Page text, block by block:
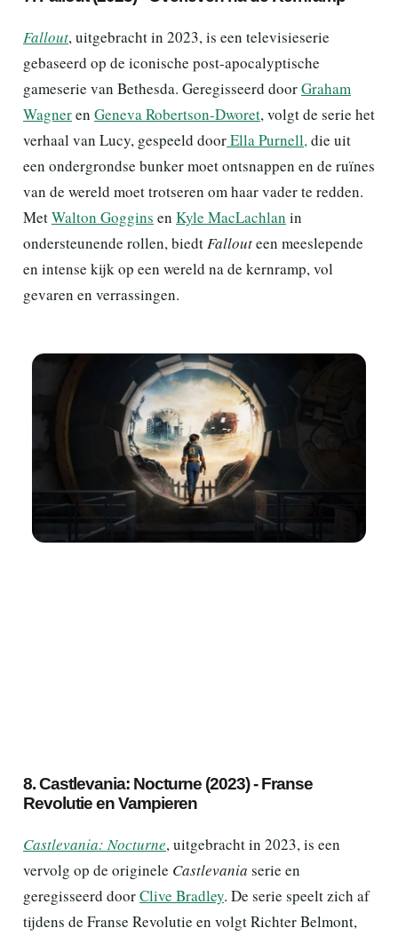
Fallout, uitgebracht in 2023, is een televisieserie
gebaseerd op de iconische post-apocalyptische
gameserie van Bethesda. Geregisseerd doorGraham
Wagneren Geneva Robertson-Dworet, volgt de serie het
verhaal van Lucy, gespeeld doorElla Purnell,die uit
een ondergrondse bunker moet ontsnappen en de ruïnes
van de wereld moet trotseren om haar vader te redden.
MetWalton Goggins en Kyle MacLachlan in
ondersteunende rollen, biedtFallouteen meeslepende
en intense kijk op een wereld na de kernramp, vol
gevaren en verrassingen.
8. Castlevania: Nocturne (2023) - Franse
Revolutie en Vampieren
Castlevania: Nocturne, uitgebracht in 2023, is een
vervolg op de originele Castlevania serie en
geregisseerd doorClive Bradley. De serie speelt zich af
tijdens de Franse Revolutie en volgt Richter Belmont,